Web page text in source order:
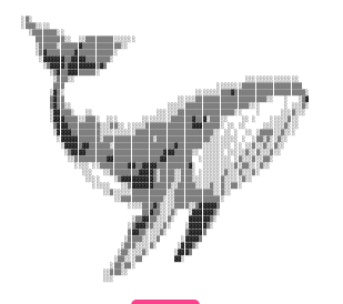
░▒░
░▒▒▒░░░░
░▒▒▒▒▒▒▒░░
▒▒▒▒▒▒▒▒░░  ░░▒▒▒▒▒▒▒▒░░░░░░
░▒▒▒▒▒░▒▒▒▒▒▓▒▒▒▒▒▒▒▒▒▒▒░░
░▒▓▒▒▒▒▒▒▒▒▓▒▒▒▒▒▒▒▒▒▒░
░▓▓▓▓▓▓▒▒▓▓▓▓▒▒▒▒▒▒▒░
░▒▓▓▓▓▒▓▓▓▓▓▓▓▓▒▓▒
░▒▓▒▒▓▓▓▒▒▒▒▒░
░▒▒▒░░                                                ░░░░░░░░░░░░░░░
▒▒▒                                           ░░░░░░░▒▒▒▒▒▒▒▒▒▒▒▒▒▒▒▒▒
░▓▒░                                     ░░░░░░░▒▒▒▓▒▒▒▒▒▒▒▒▒▒▒▒▒▒▒▒▒▒▒▒░
▒▓▒▒                                ░░░░░▒▒▒▒▒▒▒▒▒▒▒▒▒▒▒▒▒▒▒▒░░   ░   ░▒▓
▒▓▒▒░░                           ░░░░░▒▒▒▒▒▒▒▒▒▒▒▒▒▒▒▒▒▒░░░       ░ ░░░▒░
░▓▓▒▒▒░   ░░                  ░░░░░░▒▒▒▒▒▒▒▒▒▒▒▒▒▒▒▒░░    ░      ░░░▒░░░
░▓▓▓▒▒▒▒░░▒▒▒░  ░░░       ░░░░░░░░▒▒▒▒▒▒▓▒▒▓░▒▒▒░░    ░░ ░    ░░░░░▒░░
▒▓▓▓▒▒▒▒▒▒▒▒▒░░░▒▒░░ ░░░░░▒▒▒▒▒▒▒▒▒▒▒▒▒▓▓▓▒▒▒▒▒░ ░░ ░░     ░░░░░░▒░░░
░▓▓▓▓▒▒▒▒▒▒▒▒░░░░░░░░░░▒▒▒▒▒▒▒▒▒▒▒▒▒▒▒▒▒▒▒▒▒▒░░ ░░ ░  ░░ ░▒▒▒▒░░▒░░░
░▓▓▓▓▓▒▒▒▒▒▒░▒▒▒▒▒▒▒▒▒▒▒▒▒▒░▒▒▒▒▒▒▒▒▒▒▒▒▒▒▒░░░░░░░░ ░  ░▒▒░▒░░▒░░
░▓▓▓▓▒▓▓▒▒▒▒▒▒░▒▒▒▒▒▒▒▒▒▒▒▒▒▒▒▒▒▓▒▒▒▒▒▒▒░░░░░░░░ ░░ ░░▒░░▒░░▒░░
░▒▓▓▓▓▒▒▒▒▒▒▒▒▒▒▒▒▒▒▒▒▒▒▒▒▒▒▓▓▓▒▒▒▒▒░░ ░░░░░░ ░░░░░▒░░▒░░░▒░░
░░▒▒▒▒▒▒▒▒▒▓▓▒▒▒▒▒▒▒▒▒▒▒▒▒▓▓▒▒▒▒▒▒▒  ░░░░░░░░░ ░▒░░░▒░░▒▒░
░░░░ ░░▒▒▒▒▒▒▒▒▓▓▒▒▓▓▓▓▒▒▒▒▒▒▒▒▒▓░  ░░░░░░░░░▒░▒▒░░░▒░░
░░░   ░░▒▒▒▒▒▒▒▒▓▓▓▓▒░▒▒▒▒░░▒▒▒░ ░░░░░░░▒░░░▒░░░▒░
░░░░    ░▒▓▓▓▓▓▓▓▓▓▒░▒▒▒▒░░▒▒▒░░░░░░░░▒░░░░░▒░░
░░░░░   ░░▒▓▓▓▓▓▓▒▒▒▒▒░░▒▒▒▒▒░░░░▒░░▒░░▒▒░
░░▒░░░░░▒▒▒▒▒▒▒▒▒▒░░▒▒▒▒▒▒▒▒▒▒▒░░▒░░
░░▒▒▒▒▒▒▒▒▒▒▒▒░░░▒▒▒▒▒▒▒▒▒▒▒▒▒░
░░░░▒▒▒▓▒░░░░▒▒▒▒░░▒▓▓▓▓▓▒
▒▒▓▒▒░░░▒░   ░▓▓▓▓▓▓▒░
░▒▒▓▓▒▒░░░▒░    ▓▓▓▓▓▓▒░
░▒▓▓▓▒▒░░░▒░    ░▓▓▓▓▓▒░
▒▓▓▒▒░░░░▒░     ▒▓▓▓▓▒
░▒▒▒▒░░░░▒      ░▓▓▓▓▒
░▒▒▒░░░░▒░      ░▓▓▓▒░
░▒▒░░░░▒░       ░▓▓▓▒
░▒▒░░░▒▒         ▓▓░
░▒▒░▒▒░
░░▒▒▒░░
░░░